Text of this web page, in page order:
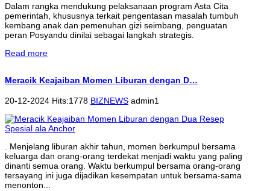
Dalam rangka mendukung pelaksanaan program Asta Cita
pemerintah, khususnya terkait pengentasan masalah tumbuh
kembang anak dan pemenuhan gizi seimbang, penguatan
peran Posyandu dinilai sebagai langkah strategis.
Read more
Meracik Keajaiban Momen Liburan dengan D…
20-12-2024 Hits:1778 BIZNEWS admin1
. Menjelang liburan akhir tahun, momen berkumpul bersama
keluarga dan orang-orang terdekat menjadi waktu yang paling
dinanti semua orang. Waktu berkumpul bersama orang-orang
tersayang ini juga dijadikan kesempatan untuk bersama-sama
menonton...